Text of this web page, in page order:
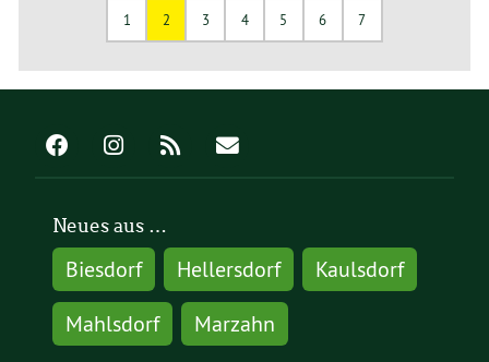
1 2 3 4 5 6 7
Neues aus …
Biesdorf Hellersdorf
Kaulsdorf
Mahlsdorf
Marzahn